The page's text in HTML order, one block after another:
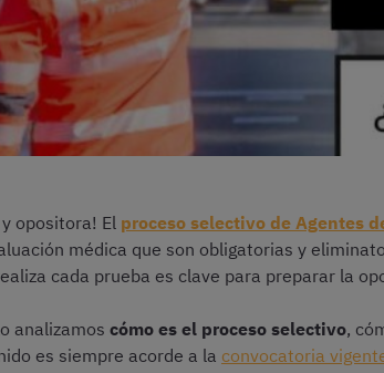
opositora! El proceso selectivo de Agentes
médica que son obligatorias y
cada prueba es clave para preparar la
analizamos cómo es el proceso selectivo,
es siempre acorde a la convocatoria